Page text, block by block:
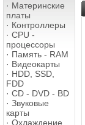
· Материнские
платы
· Контроллеры
· CPU -
процессоры
· Память - RAM
· Видеокарты
· HDD, SSD,
FDD
· CD - DVD - BD
· Звуковые
карты
· Охлаждение